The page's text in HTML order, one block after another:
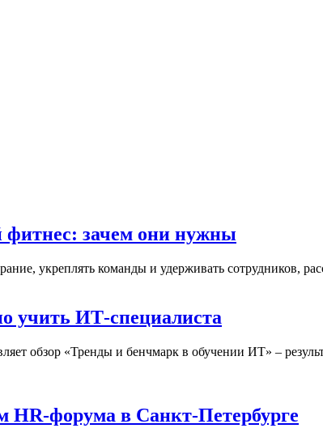
зачем они нужны
укреплять команды и удерживать сотрудников,
учить ИТ-специалиста
обзор «Тренды и бенчмарк в обучении ИТ» –
HR-форума в Санкт-Петербурге